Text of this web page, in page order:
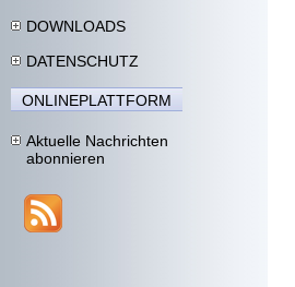
DOWNLOADS
DATENSCHUTZ
ONLINEPLATTFORM
Aktuelle Nachrichten
abonnieren